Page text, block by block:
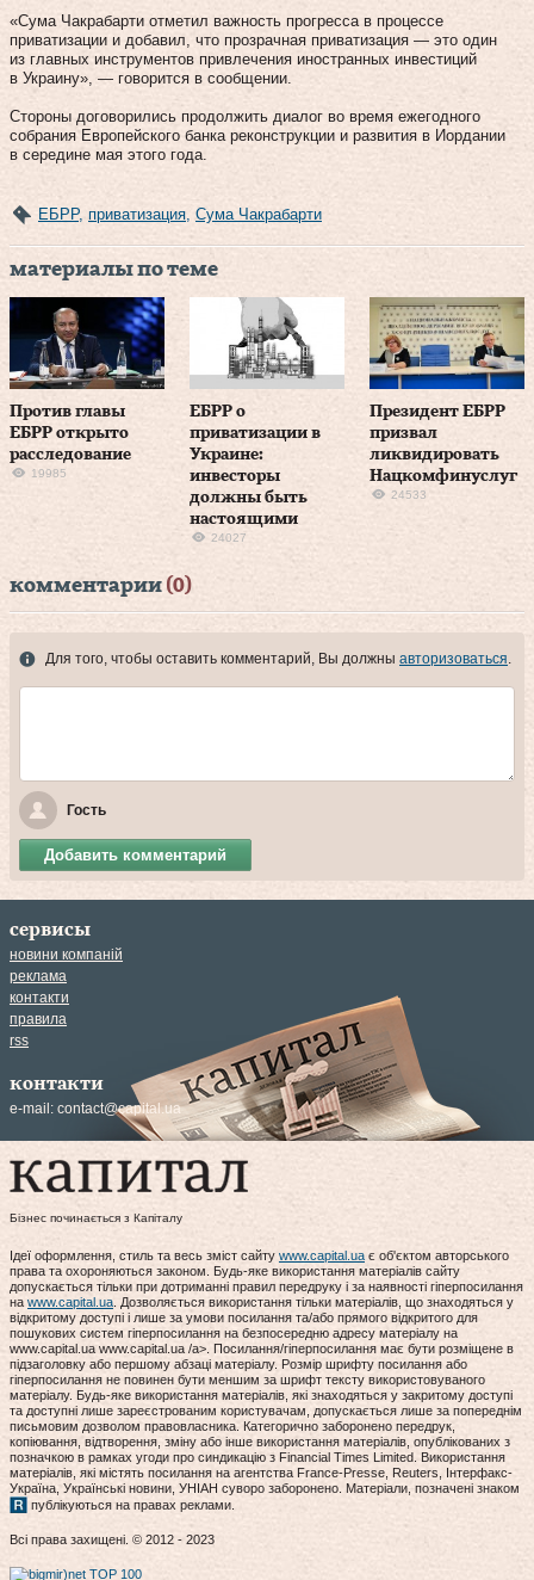
«Сума Чакрабарти отметил важность прогресса в процессе
приватизации и добавил, что прозрачная приватизация — это один
из главных инструментов привлечения иностранных инвестиций
в Украину», — говорится в сообщении.
Стороны договорились продолжить диалог во время ежегодного
собрания Европейского банка реконструкции и развития в Иордании
в середине мая этого года.
ЕБРР, приватизация Сума Чакрабарти
материалы по теме
Против главы
ЕБРР открыто
расследование
19985
ЕБРР о
приватизации в
Украине:
инвесторы
должны быть
настоящими
24027
Президент ЕБРР
призвал
ликвидировать
Нацкомфинуслуг
24533
комментарии (0)
Для того, чтобы оставить комментарий, Вы должны авторизоваться.
Гость
Добавить комментарий
сервисы
новини компаній
реклама
контакти
правила
rss
контакти
e-mail: contact@capital.ua
Бізнес починається з Капіталу
Ідеї оформлення, стиль та весь зміст сайту www.capital.ua є об'єктом авторського
права та охороняються законом. Будь-яке використання матеріалів сайту
допускається тільки при дотриманні правил передруку і за наявності гіперпосилання
на www.capital.ua. Дозволяється використання тільки матеріалів, що знаходяться у
відкритому доступі і лише за умови посилання та/або прямого відкритого для
пошукових систем гіперпосилання на безпосередню адресу матеріалу на
www.capital.ua www.capital.ua /a>. Посилання/гіперпосилання має бути розміщене в
підзаголовку або першому абзаці матеріалу. Розмір шрифту посилання або
гіперпосилання не повинен бути меншим за шрифт тексту використовуваного
матеріалу. Будь-яке використання матеріалів, які знаходяться у закритому доступі
та доступні лише зареєстрованим користувачам, допускається лише за попереднім
письмовим дозволом правовласника. Категорично заборонено передрук,
копіювання, відтворення, зміну або інше використання матеріалів, опублікованих з
позначкою в рамках угоди про синдикацію з Financial Times Limited. Використання
матеріалів, які містять посилання на агентства France-Presse, Reuters, Інтерфакс-
Україна, Українські новини, УНІАН суворо заборонено. Матеріали, позначені знаком
публікуються на правах реклами.
Всі права захищені. © 2012 - 2023